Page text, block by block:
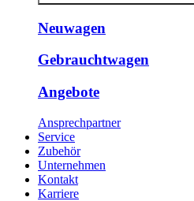
Neuwagen
Gebrauchtwagen
Angebote
Ansprechpartner
Service
Zubehör
Unternehmen
Kontakt
Karriere